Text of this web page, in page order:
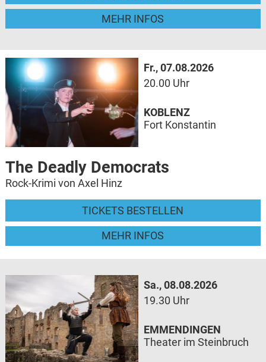
MEHR INFOS
Fr., 07.08.2026
20.00 Uhr
The Deadly Democrats
Rock-Krimi von Axel Hinz
TICKETS BESTELLEN
MEHR INFOS
KOBLENZ
Fort Konstantin
Sa., 08.08.2026
19.30 Uhr
EMMENDINGEN
Theater im Steinbruch